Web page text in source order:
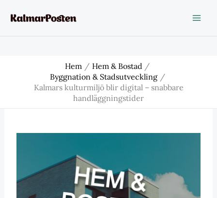
Hem
Hem & Bostad
Byggnation & Stadsutveckling
Kalmars kulturmiljö blir digital – snabbare
handläggningstider